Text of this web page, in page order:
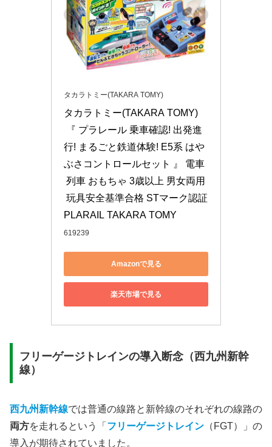
タカラトミー(TAKARA TOMY)
タカラトミー(TAKARA TOMY)
『 プラレール 乗車確認! 出発進
行! まるごと鉄道体験! E5系 はや
ぶさコントロールセット 』 電車
列車 おもちゃ 3歳以上 男女両用
玩具安全基準合格 STマーク認証
PLARAIL TAKARA TOMY
619239
Amazonで見る
楽天市場で見る
フリーゲージトレインの導入断念（西九州新幹
線）
西九州新幹線では普通の線路と新幹線のそれぞれの線路の
両方を走れるという「 フリーゲージトレイン （FGT）」の
導入が期待されていました。